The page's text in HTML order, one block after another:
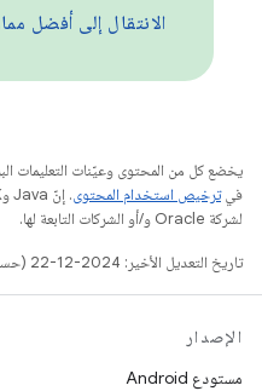
الانتقال إلى أفضل
يخضع كل من المحتوى وعيّنات التعليمات
فيترخيص استخدام المحتوى
لشركة Oracle و/أو الشركات التابعة لها.
تاريخ التعديل الأخير: 2024-12-22 (حسب التوقيت العالمي المتفَّق عليه)
الإصدار
مستودع Android